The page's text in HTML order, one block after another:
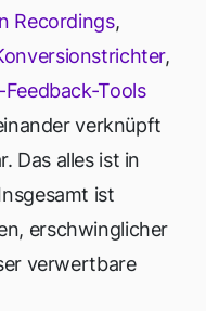
Recordings,
,
Feedback-Tools
verknüpft
Das alles ist in
ist
erschwinglicher
verwertbare